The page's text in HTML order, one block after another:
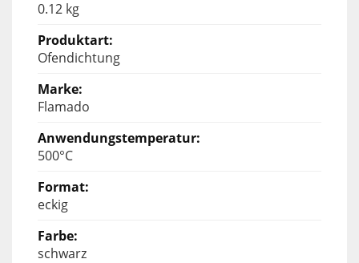
0.12 kg
Ofendichtung
Flamado
500°C
eckig
schwarz